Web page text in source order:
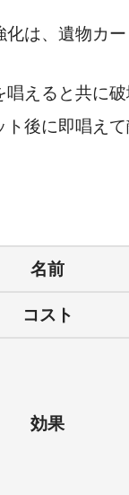
化は、遺物カー
唱えると共に
ト後に即唱え
名前
コスト
効果